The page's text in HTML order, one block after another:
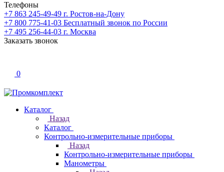
Телефоны
+7 863 245-49-49 г. Ростов-на-Дону
+7 800 775-41-03 Бесплатный звонок по России
+7 495 256-44-03 г. Москва
Заказать звонок
0
Каталог
Назад
Каталог
Контрольно-измерительные приборы
Назад
Контрольно-измерительные приборы
Манометры